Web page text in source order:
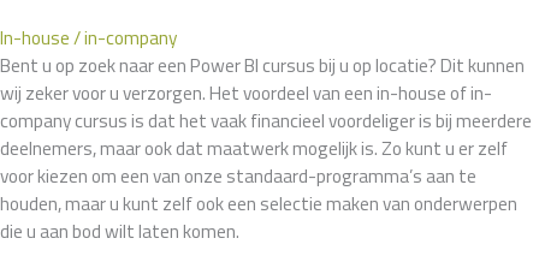
In-house / in-company
Bent u op zoek naar een Power BI cursus bij u op locatie? Dit kunnen
wij zeker voor u verzorgen. Het voordeel van een in-house of in-
company cursus is dat het vaak financieel voordeliger is bij meerdere
deelnemers, maar ook dat maatwerk mogelijk is. Zo kunt u er zelf
voor kiezen om een van onze standaard-programma’s aan te
houden, maar u kunt zelf ook een selectie maken van onderwerpen
die u aan bod wilt laten komen.